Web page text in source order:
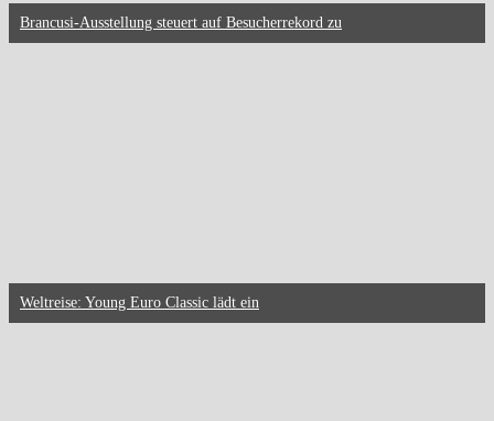
Brancusi-Ausstellung steuert auf Besucherrekord zu
Weltreise: Young Euro Classic lädt ein